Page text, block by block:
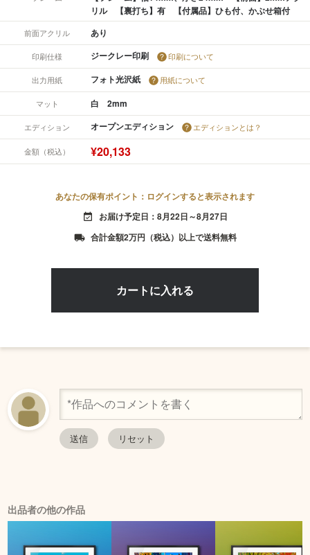
リル 【裏打ち】有 【付属品】ひも付、かぶせ箱付
前面アクリル あり
印刷仕様 ジークレー印刷 印刷について
出力用紙 フォト光沢紙 用紙について
マット 白 2mm
エディション オープンエディション エディションとは？
金額（税込） ¥20,133
あなたの保有ポイント：ログインすると表示されます
event_available お届け予定日：8月22日～8月27日
local_shipping 合計金額2万円（税込）以上で送料無料
出品者の他の作品